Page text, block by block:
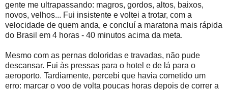
gente me ultrapassando: magros, gordos, altos, baixos,
novos, velhos... Fui insistente e voltei a trotar, com a
velocidade de quem anda, e concluí a maratona mais rápida
do Brasil em 4 horas - 40 minutos acima da meta.
Mesmo com as pernas doloridas e travadas, não pude
descansar. Fui às pressas para o hotel e de lá para o
aeroporto. Tardiamente, percebi que havia cometido um
erro: marcar o voo de volta poucas horas depois de correr a